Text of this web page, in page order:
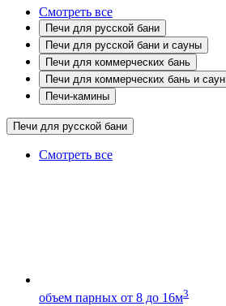
Смотреть все
Печи для русской бани
Печи для русской бани и сауны
Печи для коммерческих бань
Печи для коммерческих бань и саун
Печи-камины
Печи для русской бани
Смотреть все
объем парных от 8 до 16м3